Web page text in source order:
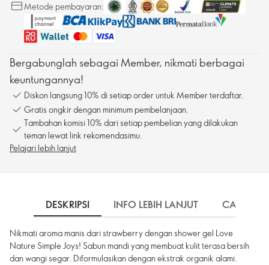
Metode pembayaran:
Bergabunglah sebagai Member, nikmati berbagai
keuntungannya!
Diskon langsung 10% di setiap order untuk Member terdaftar.
Gratis ongkir dengan minimum pembelanjaan.
Tambahan komisi 10% dari setiap pembelian yang dilakukan
teman lewat link rekomendasimu.
Pelajari lebih lanjut
DESKRIPSI INFO LEBIH LANJUT CARA
Nikmati aroma manis dari strawberry dengan shower gel Love
Nature Simple Joys! Sabun mandi yang membuat kulit terasa bersih
dan wangi segar. Diformulasikan dengan ekstrak organik alami.